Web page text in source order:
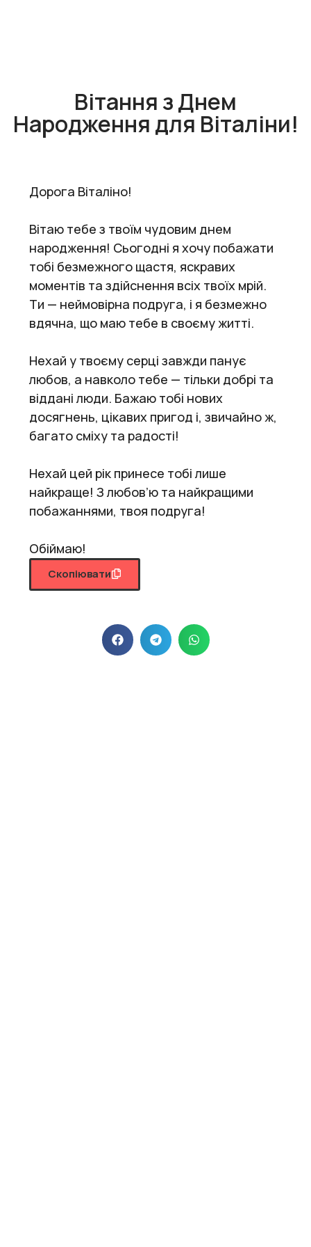
Вітання з Днем
Народження для Віталіни!
Дорога Віталіно!
Вітаю тебе з твоїм чудовим днем
народження! Сьогодні я хочу побажати
тобі безмежного щастя, яскравих
моментів та здійснення всіх твоїх мрій.
Ти — неймовірна подруга, і я безмежно
вдячна, що маю тебе в своєму житті.
Нехай у твоєму серці завжди панує
любов, а навколо тебе — тільки добрі та
віддані люди. Бажаю тобі нових
досягнень, цікавих пригод і, звичайно ж,
багато сміху та радості!
Нехай цей рік принесе тобі лише
найкраще! З любов’ю та найкращими
побажаннями, твоя подруга!
Обіймаю!
Скопіювати